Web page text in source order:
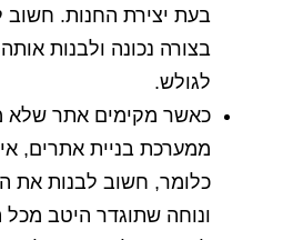
בעת יצירת החנות. חשוב
בצורה נכונה ולבנות
לגולש.
כאשר מקימים אתר שלא
ממערכת בניית אתרים,
כלומר, חשוב לבנות את
ונוחה שתוגדר היטב מכל